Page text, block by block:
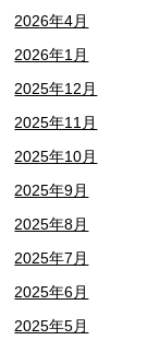
2026年4月
2026年1月
2025年12月
2025年11月
2025年10月
2025年9月
2025年8月
2025年7月
2025年6月
2025年5月